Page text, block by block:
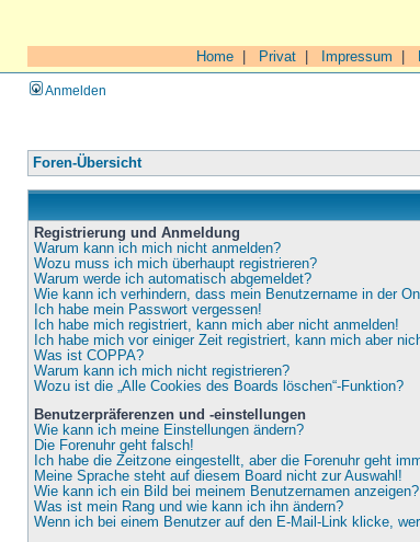
Home Privat Impressum
Anmelden
Foren-Übersicht
Registrierung und Anmeldung
Warum kann ich mich nicht anmelden?
Wozu muss ich mich überhaupt registrieren?
Warum werde ich automatisch abgemeldet?
Wie kann ich verhindern, dass mein Benutzername in der
Ich habe mein Passwort vergessen!
Ich habe mich registriert, kann mich aber nicht anmelden!
Ich habe mich vor einiger Zeit registriert, kann mich aber
Was ist COPPA?
Warum kann ich mich nicht registrieren?
Wozu ist die „Alle Cookies des Boards löschen“-Funktion?
Benutzerpräferenzen und -einstellungen
Wie kann ich meine Einstellungen ändern?
Die Forenuhr geht falsch!
Ich habe die Zeitzone eingestellt, aber die Forenuhr geht
Meine Sprache steht auf diesem Board nicht zur Auswahl!
Wie kann ich ein Bild bei meinem Benutzernamen anzeigen?
Was ist mein Rang und wie kann ich ihn ändern?
Wenn ich bei einem Benutzer auf den E-Mail-Link klicke,